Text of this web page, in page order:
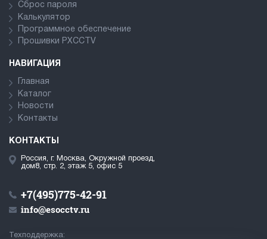
Сброс пароля
Калькулятор
Программное обеспечение
Прошивки PXCCTV
НАВИГАЦИЯ
Главная
Каталог
Новости
Контакты
КОНТАКТЫ
Россия, г. Москва, Окружной проезд,
дом8, стр. 2, этаж 5, офис 5
+7(495)775-42-91
info@esocctv.ru
Техподдержка: